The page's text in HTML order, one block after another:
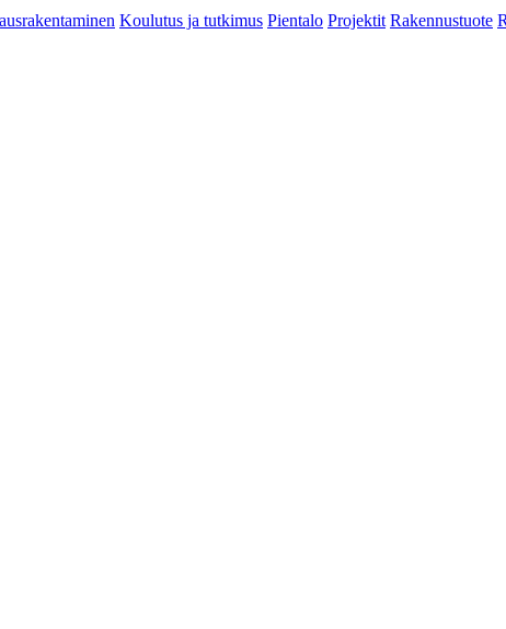
Koulutus ja tutkimus Pientalo Projektit Rakennustuote